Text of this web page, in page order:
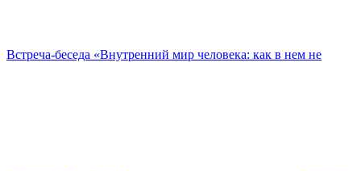
Встреча-беседа «Внутренний мир человека: как в нем не